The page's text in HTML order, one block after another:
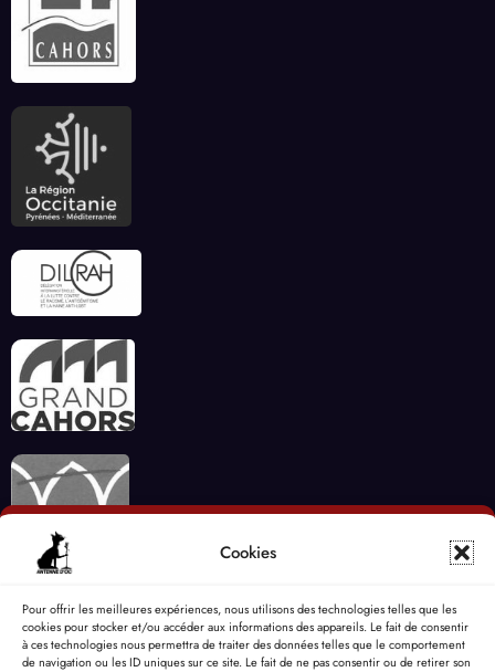
Cookies
Pour offrir les meilleures expériences, nous utilisons des technologies telles que les
cookies pour stocker et/ou accéder aux informations des appareils. Le fait de consentir
à ces technologies nous permettra de traiter des données telles que le comportement
de navigation ou les ID uniques sur ce site. Le fait de ne pas consentir ou de retirer son